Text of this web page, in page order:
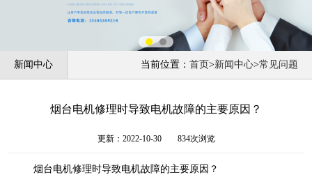
新闻中心 当前位置： 首页>新闻中心>常见问题
烟台电机修理时导致电机故障的主要原因？
更新：2022-10-30 834次浏览
烟台电机修理时导致电机故障的主要原因？